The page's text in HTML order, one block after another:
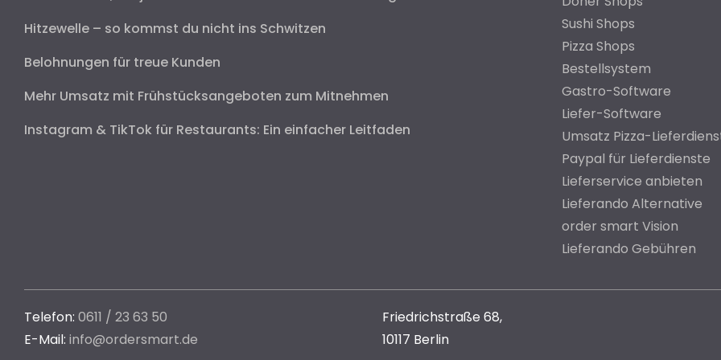
Hitzewelle – so kommst du nicht ins Schwitzen
Belohnungen für treue Kunden
Mehr Umsatz mit Frühstücksangeboten zum Mitnehmen
Instagram & TikTok für Restaurants: Ein einfacher Leitfaden
Sushi Shops
Pizza Shops
Bestellsystem
Gastro-Software
Liefer-Software
Umsatz Pizza-
Paypal für Lieferdienste
Lieferservice anbieten
Lieferando Alternative
order smart Vision
Lieferando Gebühren
Telefon: 0611 / 23 63 50
E-Mail: info@ordersmart.de
Friedrichstraße 68,
10117 Berlin